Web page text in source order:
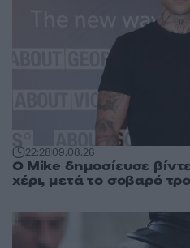
22:2809.08.26
O Mike δημοσίευσε
χέρι, μετά το σοβαρό